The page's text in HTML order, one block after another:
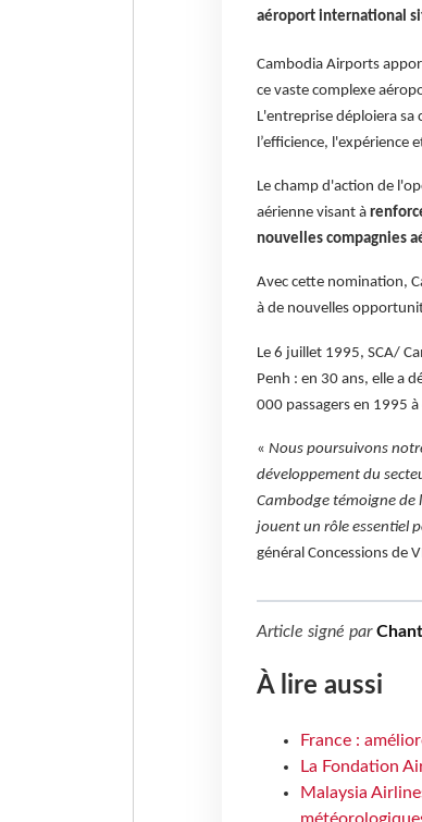
aéroport international
Cambodia Airports
ce vaste complexe
L'entreprise déploiera sa
l’efficience, l'expérience
Le champ d'action de
aérienne visant à
nouvelles compagnies
Avec cette nomination,
à de nouvelles
Le 6 juillet 1995, SCA/
Penh : en 30 ans, elle a
000 passagers en 1995
« Nous poursuivons
développement du
Cambodge témoigne de
jouent un rôle essentiel
général Concessions de
Article signé par
À lire aussi
France :
La Fondation
Malaysia